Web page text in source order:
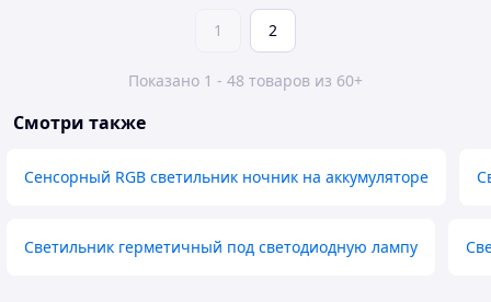
1 2
Показано 1 - 48 товаров из 60+
Смотри также
Сенсорный RGB светильник ночник на аккумуляторе
Светильник герметичный под светодиодную лампу